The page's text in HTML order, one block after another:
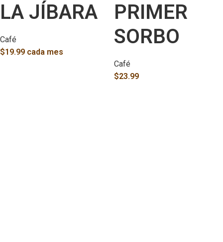
LA JÍBARA
Café
$19.99 cada mes
PRIMER
SORBO
Café
$23.99